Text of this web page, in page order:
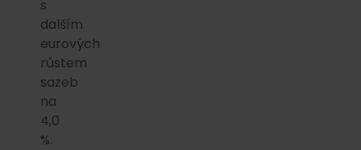
s
dalším
eurových
růstem
sazeb
na
4,0
%.